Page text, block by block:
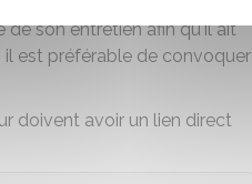
son entretien afin qu'il ait
est préférable de convoquer
doivent avoir un lien direct